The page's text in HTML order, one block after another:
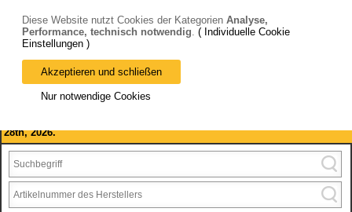
Bitte beachten Sie: wir machen Betriebsferien, vom 03. bis 28.
August 2026 haben wir geschlossen.
28th, 2026.
Diese Website nutzt Cookies der Kategorien Analyse,
Performance, technisch notwendig. ( Individuelle Cookie
Einstellungen )
Akzeptieren und schließen
Nur notwendige Cookies